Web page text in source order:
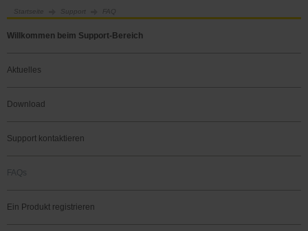
Startseite Support FAQ
Willkommen beim Support-Bereich
Aktuelles
Download
Support kontaktieren
FAQs
Ein Produkt registrieren